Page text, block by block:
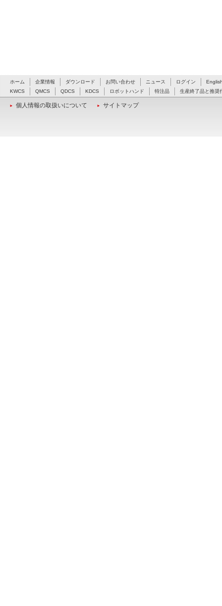
ホーム 企業情報 ダウンロード お問い合わせ ニュース ログイン
KWCS
QMCS QDCS KDCS ロボットハンド 特注品 生産終了品と推奨
個人情報の取扱いについて サイトマップ